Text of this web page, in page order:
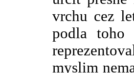
vrchu cez
podla
myslim